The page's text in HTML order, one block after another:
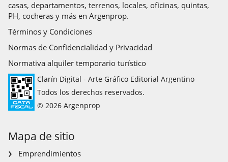
casas, departamentos, terrenos, locales, oficinas, quintas,
PH, cocheras y más en Argenprop.
Términos y Condiciones
Normas de Confidencialidad y Privacidad
Normativa alquiler temporario turístico
Clarín Digital - Arte Gráfico Editorial Argentino
Todos los derechos reservados.
© 2026 Argenprop
Mapa de sitio
Emprendimientos